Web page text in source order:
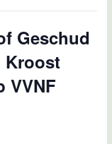
Geschud
Kroost
VVNF